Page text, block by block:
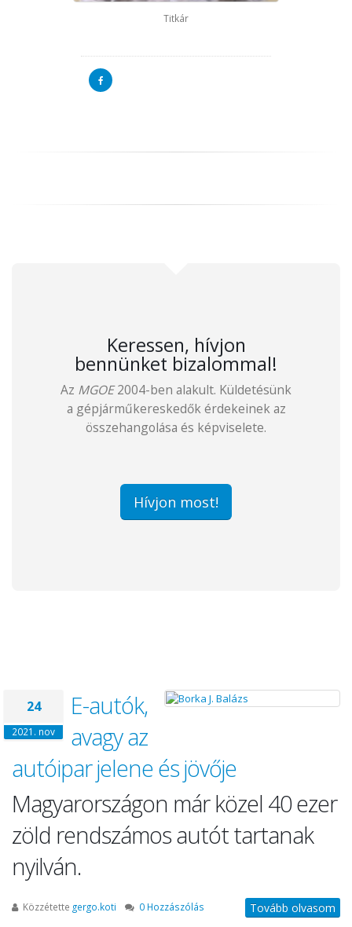
Titkár
Keressen, hívjon
bennünket bizalommal!
Az MGOE2004-ben alakult. Küldetésünk
a gépjárműkereskedők érdekeinek az
összehangolása és képviselete.
Hívjon most!
24
2021. nov
E-autók,
avagy az
autóipar jelene és jövője
Magyarországon már közel 40 ezer
zöld rendszámos autót tartanak
nyilván.
Közzétette gergo.koti 0 Hozzászólás Tovább olvasom